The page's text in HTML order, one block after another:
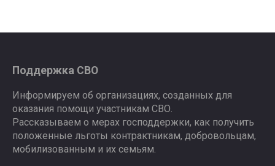
Поддержка СВО
Информируем об организациях, созданных для
оказания помощи участникам СВО.
Рассказываем о мерах господдержки, как получить
положенные льготы контрактникам, добровольцам,
мобилизованным и их семьям.